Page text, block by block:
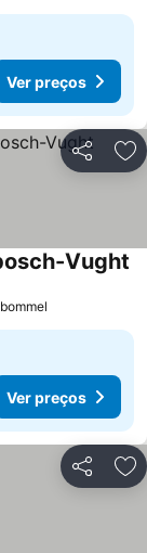
Ver preços
Partilhar
Vught
Ver preços
Partilhar